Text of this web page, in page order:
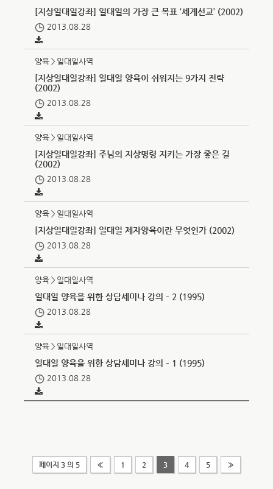
[지상일대일강좌] 일대일의 가장 큰 목표 ‘세계선교’ (2002)
2013.08.28
양육＞일대일사역
[지상일대일강좌] 일대일 양육이 쉬워지는 9가지 전략
(2002)
2013.08.28
양육＞일대일사역
[지상일대일강좌] 주님의 지상명령 지키는 가장 좋은 길
(2002)
2013.08.28
양육＞일대일사역
[지상일대일강좌] 일대일 제자양육이란 무엇인가 (2002)
2013.08.28
양육＞일대일사역
일대일 양육을 위한 상담세미나 강의 – 2 (1995)
2013.08.28
양육＞일대일사역
일대일 양육을 위한 상담세미나 강의 – 1 (1995)
2013.08.28
페이지 3 의 5 « 1 2 3 4 5 »